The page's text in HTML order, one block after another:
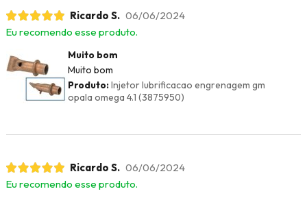
Ricardo S. 06/06/2024
Eu recomendo esse produto.
Muito bom
Muito bom
Produto:Injetor lubrificacao engrenagem gm
opala omega 4.1 (3875950)
Ricardo S. 06/06/2024
Eu recomendo esse produto.